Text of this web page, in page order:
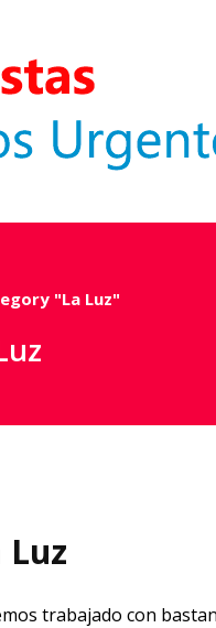
"La Luz"
trabajado con